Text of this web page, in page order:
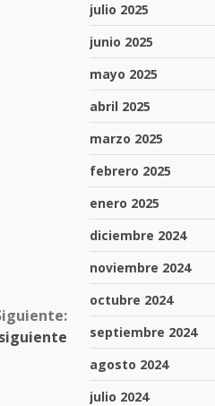
julio 2025
junio 2025
mayo 2025
abril 2025
marzo 2025
febrero 2025
enero 2025
diciembre 2024
noviembre 2024
octubre 2024
septiembre 2024
agosto 2024
julio 2024